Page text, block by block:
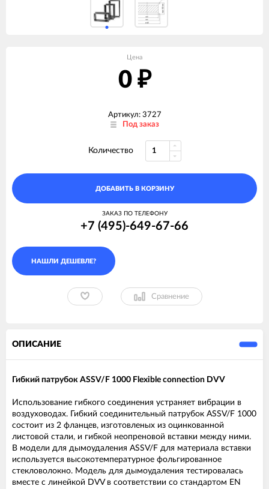
Цена
0 ₽
Артикул: 3727
Под заказ
Количество
ДОБАВИТЬ В КОРЗИНУ
ЗАКАЗ ПО ТЕЛЕФОНУ
+7 (495)-649-67-66
Сравнение
ОПИСАНИЕ
Гибкий патрубок ASSV/F 1000 Flexible connection DVV
Использование гибкого соединения устраняет вибрации в
воздуховодах. Гибкий соединительный патрубок ASSV/F 1000
состоит из 2 фланцев, изготовленых из оцинкованной
листовой стали, и гибкой неопреновой вставки между ними.
В модели для дымоудаления ASSV/F для материала вставки
используется высокотемпературное фольгированное
стекловолокно. Модель для дымоудаления тестировалась
вместе с линейкой DVV в соответствии со стандартом EN